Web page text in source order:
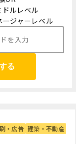
ドルレベル
ージャーレベル
る
・広告 建築・不動産